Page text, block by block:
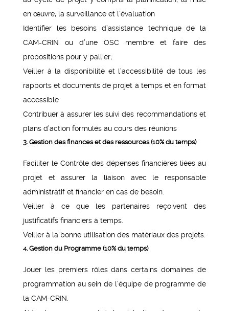
en œuvre, la surveillance et l’évaluation
Identifier les besoins d’assistance technique de la
CAM-CRIN ou d’une OSC membre et faire des
propositions pour y pallier;
Veiller à la disponibilité et l’accessibilité de tous les
rapports et documents de projet à temps et en format
accessible
Contribuer à assurer les suivi des recommandations et
plans d’action formulés au cours des réunions
3. Gestion des finances et des ressources (10% du temps)
Faciliter le Contrôle des dépenses financières liées au
projet et assurer la liaison avec le responsable
administratif et financier en cas de besoin.
Veiller à ce que les partenaires reçoivent des
justificatifs financiers à temps.
Veiller à la bonne utilisation des matériaux des projets.
4. Gestion du Programme (10% du temps)
Jouer les premiers rôles dans certains domaines de
programmation au sein de l’équipe de programme de
la CAM-CRIN.